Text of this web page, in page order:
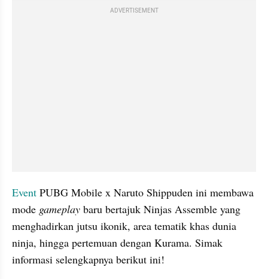
ADVERTISEMENT
Event PUBG Mobile x Naruto Shippuden ini membawa
mode gameplay baru bertajuk Ninjas Assemble yang
menghadirkan jutsu ikonik, area tematik khas dunia
ninja, hingga pertemuan dengan Kurama. Simak
informasi selengkapnya berikut ini!